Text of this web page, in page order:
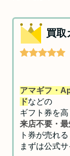
買取
アマギフ・
ドなどの
ギフト券を高
来店不要・
ト券が売れる
まずは公式